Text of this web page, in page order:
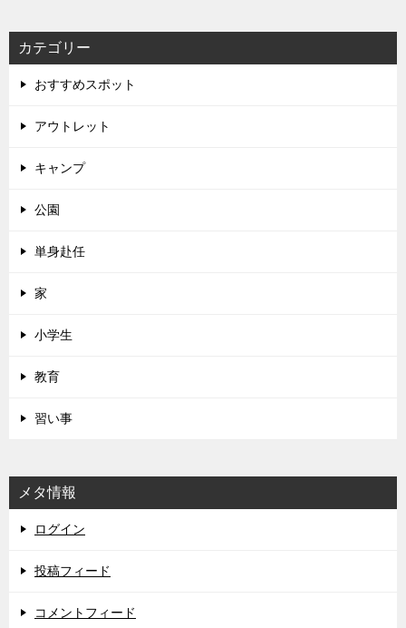
カテゴリー
おすすめスポット
アウトレット
キャンプ
公園
単身赴任
家
小学生
教育
習い事
メタ情報
ログイン
投稿フィード
コメントフィード